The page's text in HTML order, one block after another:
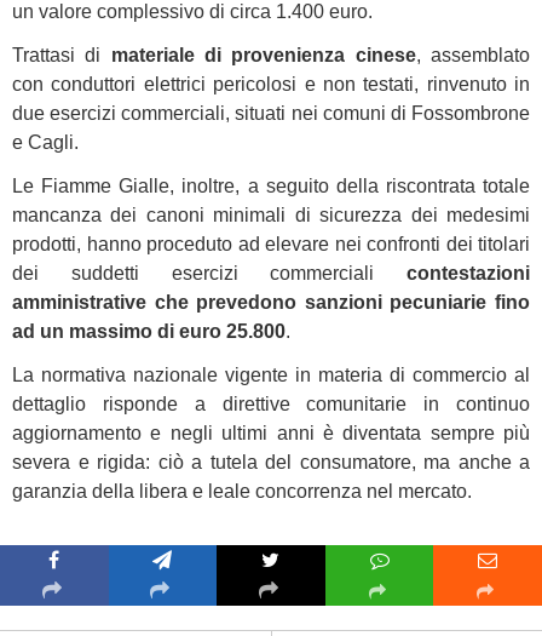
un valore complessivo di circa 1.400 euro.
Trattasi di materiale di provenienza cinese, assemblato
con conduttori elettrici pericolosi e non testati, rinvenuto in
due esercizi commerciali, situati nei comuni di Fossombrone
e Cagli.
Le Fiamme Gialle, inoltre, a seguito della riscontrata totale
mancanza dei canoni minimali di sicurezza dei medesimi
prodotti, hanno proceduto ad elevare nei confronti dei titolari
dei suddetti esercizi commerciali contestazioni
amministrative che prevedono sanzioni pecuniarie fino
ad un massimo di euro 25.800.
La normativa nazionale vigente in materia di commercio al
dettaglio risponde a direttive comunitarie in continuo
aggiornamento e negli ultimi anni è diventata sempre più
severa e rigida: ciò a tutela del consumatore, ma anche a
garanzia della libera e leale concorrenza nel mercato.